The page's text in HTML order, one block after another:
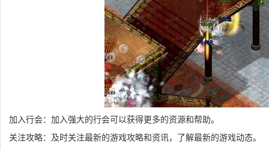
加入行会：加入强大的行会可以获得更多的资源和帮助。
关注攻略：及时关注最新的游戏攻略和资讯，了解最新的游戏动态。